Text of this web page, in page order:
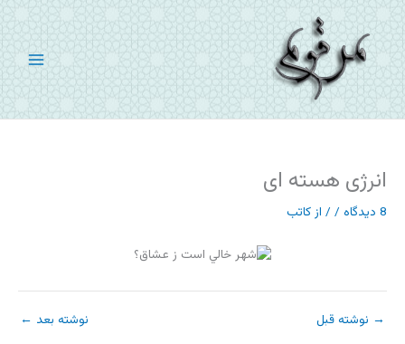
پرش
به
محتوا
انرژی هسته ای
8 دیدگاه / / از کاتب
→ نوشته قبل نوشته بعد ←